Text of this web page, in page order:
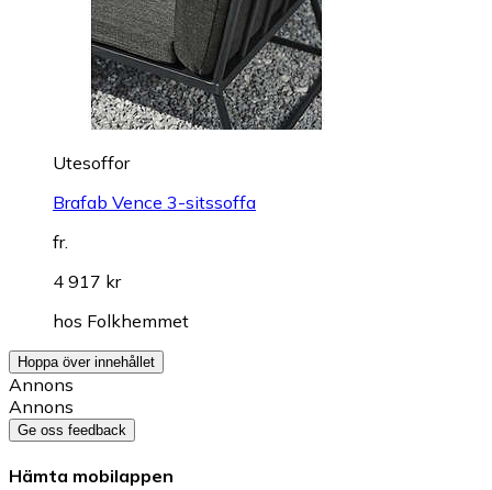
Utesoffor
Brafab Vence 3-sitssoffa
fr.
4 917 kr
hos Folkhemmet
Hoppa över innehållet
Annons
Annons
Ge oss feedback
Hämta mobilappen